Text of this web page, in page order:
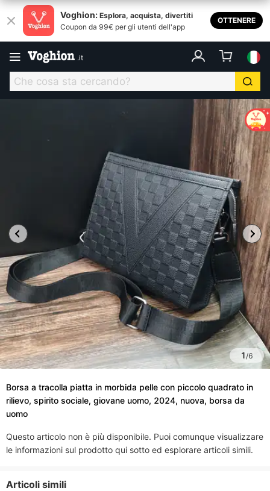
Voghion: Esplora, acquista, divertiti
Coupon da 99€ per gli utenti dell'app
OTTENERE
.it
1/6
Borsa a tracolla piatta in morbida pelle con piccolo quadrato in
rilievo, spirito sociale, giovane uomo, 2024, nuova, borsa da
uomo
Questo articolo non è più disponibile. Puoi comunque visualizzare
le informazioni sul prodotto qui sotto ed esplorare articoli simili.
Articoli simili